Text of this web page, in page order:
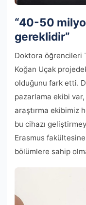
“40-50
gereklidir”
Doktora öğrencileri
Koğan Uçak
olduğunu fark etti.
pazarlama ekibi
araştırma ekibimiz
bu cihazı
Erasmus
bölümlere sahip